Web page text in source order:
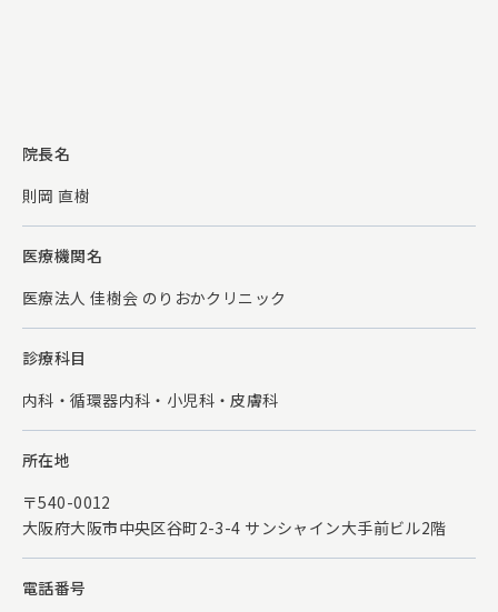
院長名
則岡 直樹
医療機関名
医療法人 佳樹会 のりおかクリニック
診療科目
内科・循環器内科・小児科・皮膚科
所在地
〒540-0012
大阪府大阪市中央区谷町2-3-4 サンシャイン大手前ビル2階
電話番号